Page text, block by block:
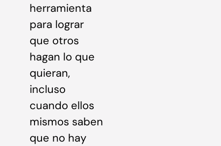
herramienta
para lograr
que otros
hagan lo que
quieran,
incluso
cuando ellos
mismos saben
que no hay